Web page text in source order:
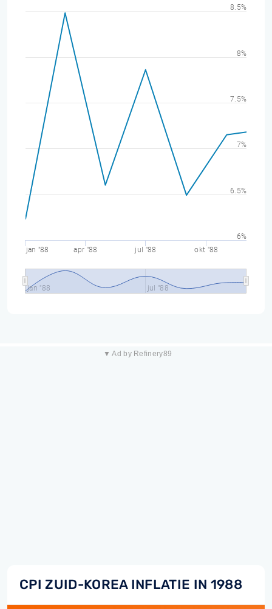
jan "88 apr "88 jul "88 okt "88
jan "88 jul "88
6%
6.5%
7%
7.5%
8%
8.5%
▼ Ad by Refinery89
CPI ZUID-KOREA INFLATIE IN 1988